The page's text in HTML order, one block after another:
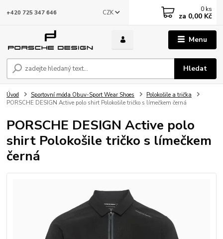
Menu
CZK
Hledat
+420 725 347 646 0 ks
za 0,00 Kč
Úvod Sportovní móda Obuv-Sport Wear Shoes
Polokošile a trička
PORSCHE DESIGN Active polo shirt Polokošile tričko s límečkem černá
PORSCHE DESIGN Active polo
shirt Polokošile tričko s límečkem
černá